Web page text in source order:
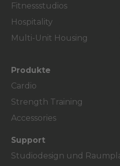
Fitnessstudios
Hospitality
Multi-Unit Housing
Produkte
Cardio
Strength Training
Accessories
Support
Studiodesign und